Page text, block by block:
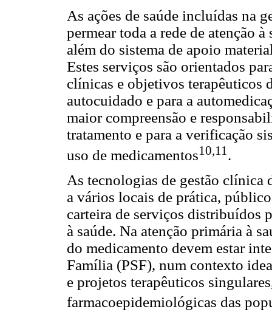
As ações de saúde incluídas na
permear toda a rede de atenção
além do sistema de apoio
Estes serviços são orientados
clínicas e objetivos terapêuticos
autocuidado e para a
maior compreensão e
tratamento e para a verificação
uso de medicamentos10,11 .
As tecnologias de gestão clínica
a vários locais de prática,
carteira de serviços distribuídos
à saúde. Na atenção primária à
do medicamento devem estar
Família (PSF), num contexto
e projetos terapêuticos
farmacoepidemiológicas das